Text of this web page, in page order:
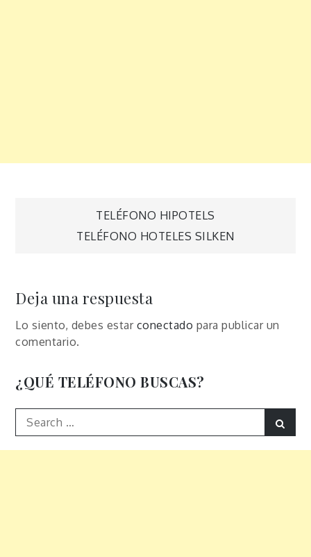
Navegación
entradas
TELÉFONO HIPOTELS
TELÉFONO HOTELES SILKEN
Deja una respuesta
Lo siento, debes estar conectado para publicar un
comentario.
¿QUÉ TELÉFONO BUSCAS?
Search
for: